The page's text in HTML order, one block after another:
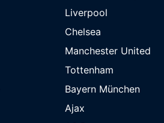
Liverpool
Chelsea
Manchester United
Tottenham
Bayern München
Ajax